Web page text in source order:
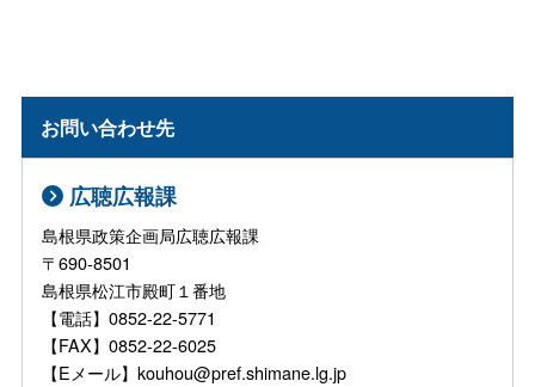
お問い合わせ先
広聴広報課
島根県政策企画局広聴広報課
〒690-8501
島根県松江市殿町１番地
【電話】0852-22-5771
【FAX】0852-22-6025
【Eメール】kouhou@pref.shimane.lg.jp